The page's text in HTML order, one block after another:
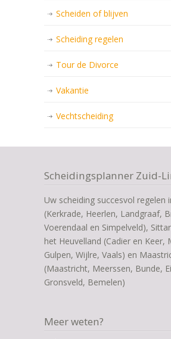
Scheiden of blijven
Scheiding regelen
Tour de Divorce
Vakantie
Vechtscheiding
Scheidingsplanner Zuid-
Uw scheiding succesvol regelen
(Kerkrade, Heerlen, Landgraaf,
Voerendaal en Simpelveld),
het Heuvelland (Cadier en Keer,
Gulpen, Wijlre, Vaals) en
(Maastricht, Meerssen, Bunde,
Gronsveld, Bemelen)
Meer weten?